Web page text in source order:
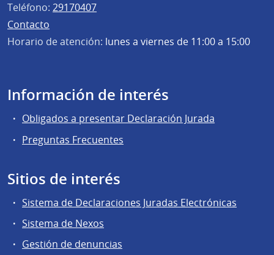
Teléfono: 29170407
Contacto
Horario de atención: lunes a viernes de 11:00 a 15:00
Información de interés
Obligados a presentar Declaración Jurada
Preguntas Frecuentes
Sitios de interés
Sistema de Declaraciones Juradas Electrónicas
Sistema de Nexos
Gestión de denuncias